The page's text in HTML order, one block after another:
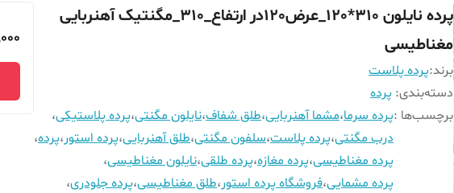
پرده نایلون 310*120_عرض120در ارتفاع_310_مگنتیک آهنربایی
مغناطیسی
برند:پرده پلاست
دسته‌بندی: پرده
برچسب‌ها :پرده سرما،مشما آهنربایی،طلق شفاف،نایلون مگنتی،پرده پلاستیکی،
درب مگنتی،پرده پلاست،سلفون مگنتی،طلق آهنربایی،پرده استور،پرده،
پرده مغناطیسی،پرده مغازه،پرده طلقی،نایلون مغناطیسی،
پرده مشمایی،فروشگاه پرده استور،طلق مغناطیسی،پرده جلودری،